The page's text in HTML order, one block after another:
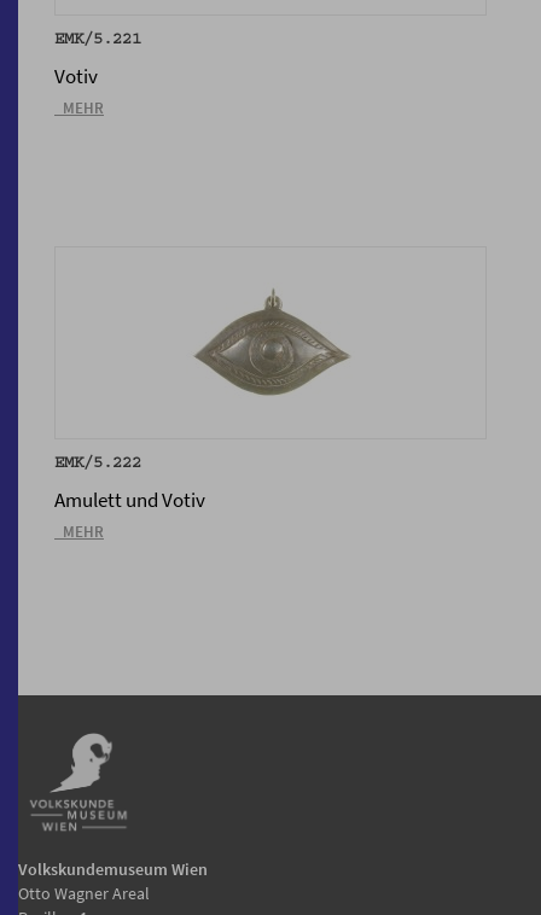
EMK/5.221
Votiv
_MEHR
EMK/5.222
Amulett und Votiv
_MEHR
Volkskundemuseum Wien
Otto Wagner Areal